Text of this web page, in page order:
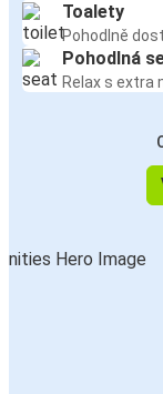
Toalety
Pohodlně
Pohodlná
Relax s extra